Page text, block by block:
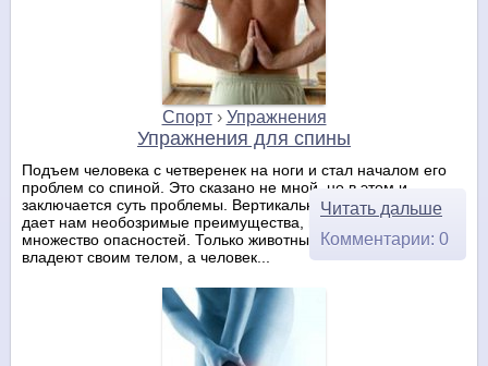
Спорт› Упражнения
Упражнения для спины
Подъем человека с четверенек на ноги и стал началом его
проблем со спиной. Это сказано не мной, но в этом и
заключается суть проблемы. Вертикальное положение тела
дает нам необозримые преимущества, но и таит в себе
множество опасностей. Только животные в совершенстве
владеют своим телом, а человек...
Читать дальше
Комментарии: 0